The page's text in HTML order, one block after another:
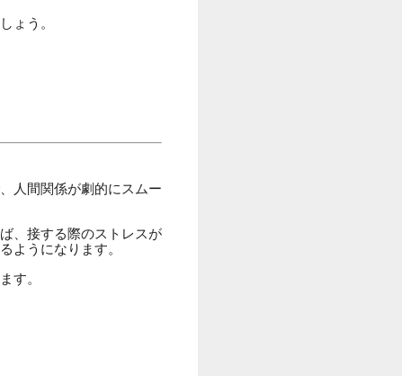
ょう。
人間関係が劇的にスムー
、接する際のストレスが
ようになります。
す。